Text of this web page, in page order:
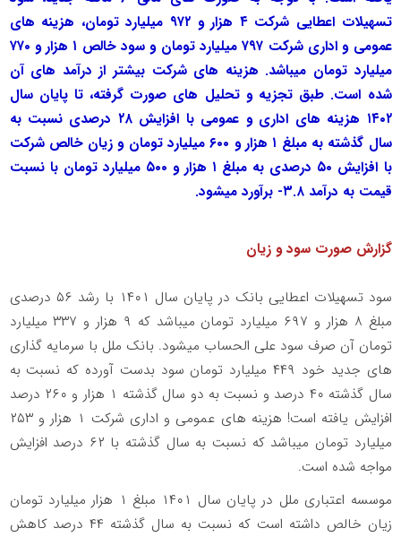
تسهیلات اعطایی شرکت ۴ هزار و ۹۷۲ میلیارد تومان، هزینه های
عمومی و اداری شرکت ۷۹۷ میلیارد تومان و سود خالص ۱ هزار و ۷۷۰
میلیارد تومان میباشد. هزینه های شرکت بیشتر از درآمد های آن
شده است. طبق تجزیه و تحلیل های صورت گرفته، تا پایان سال
۱۴۰۲ هزینه های اداری و عمومی با افزایش ۲۸ درصدی نسبت به
سال گذشته به مبلغ ۱ هزار و ۶۰۰ میلیارد تومان و زیان خالص شرکت
با افزایش ۵۰ درصدی به مبلغ ۱ هزار و ۵۰۰ میلیارد تومان با نسبت
قیمت به درآمد ۳.۸- برآورد میشود.
گزارش صورت سود و زیان
سود تسهیلات اعطایی بانک در پایان سال ۱۴۰۱ با رشد ۵۶ درصدی
مبلغ ۸ هزار و ۶۹۷ میلیارد تومان میباشد که ۹ هزار و ۳۳۷ میلیارد
تومان آن صرف سود علی الحساب میشود. بانک ملل با سرمایه گذاری
های جدید خود ۴۴۹ میلیارد تومان سود بدست آورده که نسبت به
سال گذشته ۴۰ درصد و نسبت به دو سال گذشته ۱ هزار و ۲۶۰ درصد
افزایش یافته است! هزینه های عمومی و اداری شرکت ۱ هزار و ۲۵۳
میلیارد تومان میباشد که نسبت به سال گذشته با ۶۲ درصد افزایش
مواجه شده است.
موسسه اعتباری ملل در پایان سال ۱۴۰۱ مبلغ ۱ هزار میلیارد تومان
زیان خالص داشته است که نسبت به سال گذشته ۴۴ درصد کاهش